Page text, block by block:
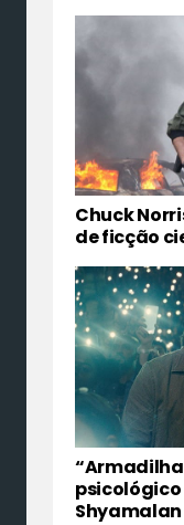
Chuck
de ficção
Shyamalan